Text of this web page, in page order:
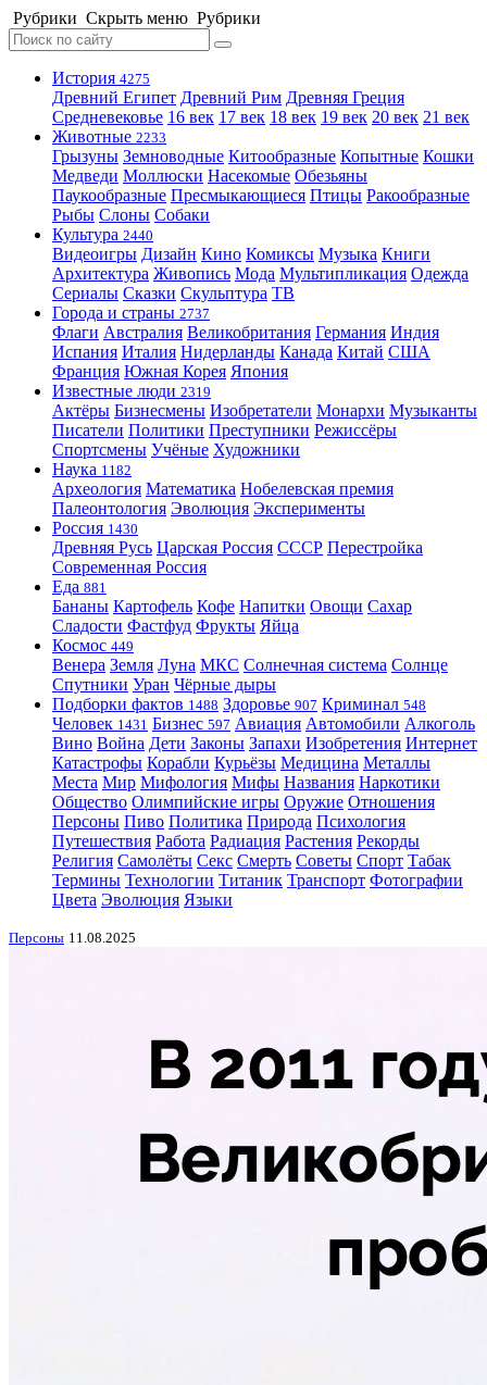
Рубрики Скрыть меню Рубрики
История 4275
Древний Египет Древний Рим Древняя Греция
Средневековье 16 век 17 век 18 век 19 век 20 век 21 век
Животные 2233
Грызуны Земноводные Китообразные Копытные Кошки
Медведи Моллюски Насекомые Обезьяны
Паукообразные Пресмыкающиеся Птицы Ракообразные
Рыбы Слоны Собаки
Культура 2440
Видеоигры Дизайн Кино Комиксы Музыка Книги
Архитектура Живопись Мода Мультипликация Одежда
Сериалы Сказки Скульптура ТВ
Города и страны 2737
Флаги Австралия Великобритания Германия Индия
Испания Италия Нидерланды Канада Китай США
Франция Южная Корея Япония
Известные люди 2319
Актёры Бизнесмены Изобретатели Монархи Музыканты
Писатели Политики Преступники Режиссёры
Спортсмены Учёные Художники
Наука 1182
Археология Математика Нобелевская премия
Палеонтология Эволюция Эксперименты
Россия 1430
Древняя Русь Царская Россия СССР Перестройка
Современная Россия
Еда 881
Бананы Картофель Кофе Напитки Овощи Сахар
Сладости Фастфуд Фрукты Яйца
Космос 449
Венера Земля Луна МКС Солнечная система Солнце
Спутники Уран Чёрные дыры
Подборки фактов 1488 Здоровье 907 Криминал 548
Человек 1431 Бизнес 597 Авиация Автомобили Алкоголь
Вино Война Дети Законы Запахи Изобретения Интернет
Катастрофы Корабли Курьёзы Медицина Металлы
Места Мир Мифология Мифы Названия Наркотики
Общество Олимпийские игры Оружие Отношения
Персоны Пиво Политика Природа Психология
Путешествия Работа Радиация Растения Рекорды
Религия Самолёты Секс Смерть Советы Спорт Табак
Термины Технологии Титаник Транспорт Фотографии
Цвета Эволюция Языки
Персоны 11.08.2025